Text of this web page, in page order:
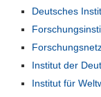
Deutsches
Institut der
Institut für